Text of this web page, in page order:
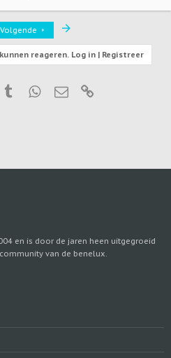
Volgende
reageren. Log in | Registreer
TumblrWhatsApp
E-mail
en is door de jaren heen uitgegroeid
van de benelux.